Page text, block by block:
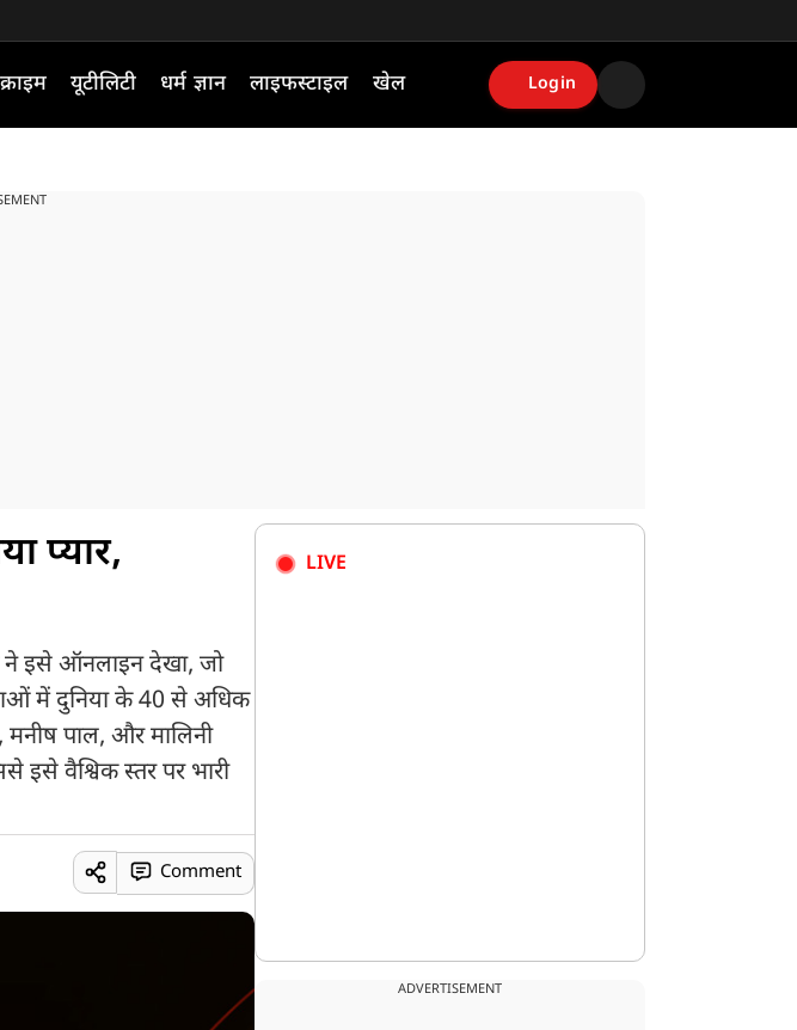
क्राइम यूटीलिटी धर्म ज्ञान लाइफस्टाइल खेल Login
प्यार,
ने इसे ऑनलाइन देखा, जो
में दुनिया के 40 से अधिक
मनीष पाल, और मालिनी
इसे वैश्विक स्तर पर भारी
Comment
LIVE
ADVERTISEMENT